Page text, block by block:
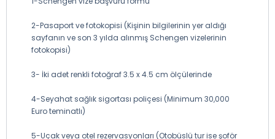
2-Pasaport ve fotokopisi (Kişinin bilgilerinin yer aldığı
sayfanın ve son 3 yılda alınmış Schengen vizelerinin
fotokopisi)
3- İki adet renkli fotoğraf 3.5 x 4.5 cm ölçülerinde
4-Seyahat sağlık sigortası poliçesi (Minimum 30,000
Euro teminatlı)
5-Uçak veya otel rezervasyonları (Otobüslü tur ise şoför